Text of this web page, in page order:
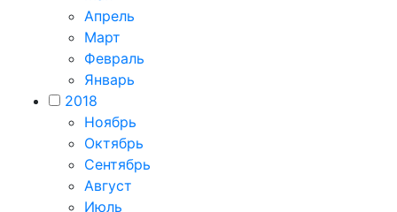
Апрель
Март
Февраль
Январь
2018
Ноябрь
Октябрь
Сентябрь
Август
Июль